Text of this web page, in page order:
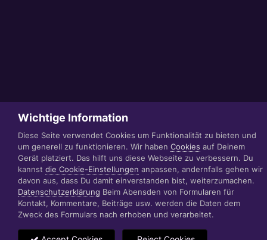
Wichtige Information
Diese Seite verwendet Cookies um Funktionalität zu bieten und
um generell zu funktionieren. Wir haben Cookies auf Deinem
Gerät platziert. Das hilft uns diese Webseite zu verbessern. Du
kannst die Cookie-Einstellungen anpassen, andernfalls gehen wir
davon aus, dass Du damit einverstanden bist, weiterzumachen.
Datenschutzerklärung Beim Abensden von Formularen für
Kontakt, Kommentare, Beiträge usw. werden die Daten dem
Zweck des Formulars nach erhoben und verarbeitet.